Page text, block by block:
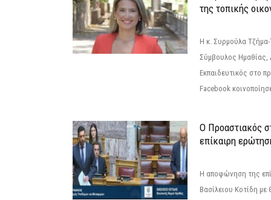
της τοπικής
Η κ. Συρμούλα
Σύμβουλος Ημαθίας,
Εκπαιδευτικός στο
Facebook
Ο Προαστιακός
επίκαιρη
Η αποφώνηση της
Βασίλειου Κοτίδη με